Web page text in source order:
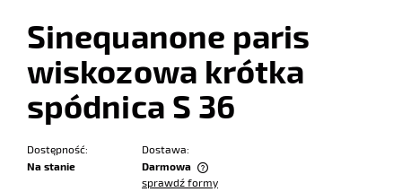
Sinequanone paris
wiskozowa krótka
spódnica S 36
Dostępność:
Na stanie
Dostawa:
Darmowa
Cena nie zawiera ewentualnych kosztów płatności
sprawdź formy